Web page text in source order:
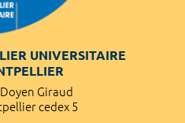
UNIVERSITAIRE
Giraud
cedex 5